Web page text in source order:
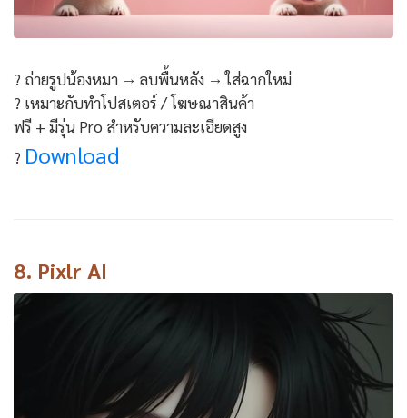
? ถ่ายรูปน้องหมา → ลบพื้นหลัง → ใส่ฉากใหม่
? เหมาะกับทำโปสเตอร์ / โฆษณาสินค้า
ฟรี + มีรุ่น Pro สำหรับความละเอียดสูง
? Download
8. Pixlr AI